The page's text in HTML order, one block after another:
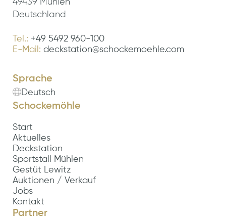
Deutschland
Tel.: +49 5492 960-100
E-Mail: deckstation@schockemoehle.com
Sprache
Deutsch
Schockemöhle
Start
Aktuelles
Deckstation
Sportstall Mühlen
Gestüt Lewitz
Auktionen / Verkauf
Jobs
Kontakt
Partner